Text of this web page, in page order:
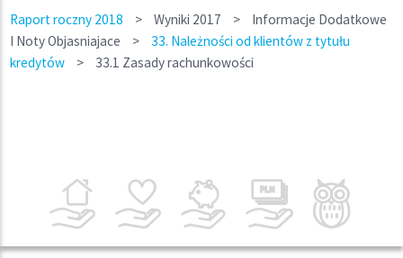
Raport roczny 2018 > Wyniki 2017 >
Informacje Dodatkowe
I Noty Objasniajace
>
33. Należności od klientów z tytułu
kredytów
> 33.1 Zasady rachunkowości